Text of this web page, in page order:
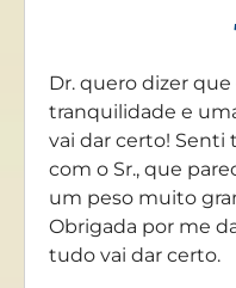
Dr. quero dizer
tranquilidade e
vai dar certo! Senti
com o Sr., que
um peso muito
Obrigada por me
tudo vai dar certo.